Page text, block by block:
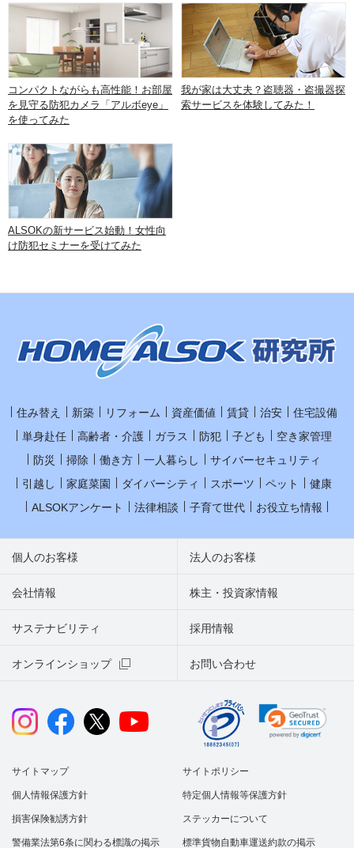
コンパクトながらも高性能！お部屋
を見守る防犯カメラ「アルボeye」
を使ってみた
我が家は大丈夫？盗聴器・盗撮器探
索サービスを体験してみた！
ALSOKの新サービス始動！女性向
け防犯セミナーを受けてみた
住み替え 新築 リフォーム 資産価値 賃貸 治安
住宅設備
単身赴任
高齢者・介護 ガラス 防犯 子ども
空き家管理
防災
掃除 働き方 一人暮らし
サイバーセキュリティ
引越し
家庭菜園 ダイバーシティ スポーツ ペット
健康
ALSOKアンケート
法律相談 子育て世代 お役立ち情報
個人のお客様 法人のお客様
会社情報 株主・投資家情報
サステナビリティ
オンラインショップ お問い合わせ
採用情報
サイトマップ サイトポリシー
個人情報保護方針 特定個人情報等保護方針
損害保険勧誘方針 ステッカーについて
警備業法第6条に関わる標識の掲示 標準貨物自動車運送約款の掲示